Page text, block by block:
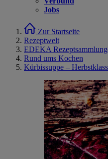
Jobs
Zur Startseite
Rezeptwelt
EDEKA
Rund ums Kochen
Kürbissuppe –